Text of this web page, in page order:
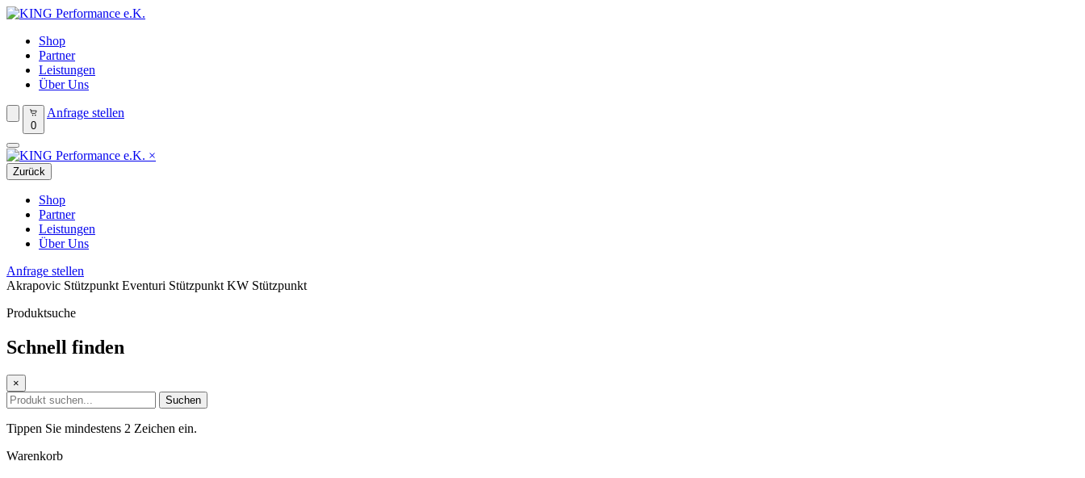
Shop
Partner
Leistungen
Über Uns
0
Anfrage stellen
×
Zurück
Shop
Partner
Leistungen
Über Uns
Anfrage stellen
Akrapovic Stützpunkt Eventuri Stützpunkt KW Stützpunkt
Produktsuche
Schnell finden
×
Suchen
Tippen Sie mindestens 2 Zeichen ein.
Warenkorb